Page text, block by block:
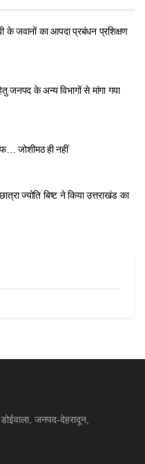
के जवानों का आपदा प्रबंधन प्रशिक्षण
के अन्य विभागों से मांगा गया
जोशीमठ ही नहीं
ज्योति बिष्ट ने किया उत्तराखंड का
जनपद-देहरादून,